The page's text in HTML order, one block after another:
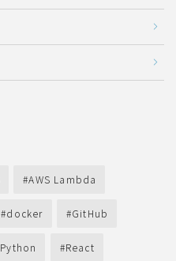
AWS Lambda
docker GitHub
Python React